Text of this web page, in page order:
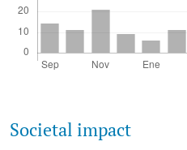
Societal impact